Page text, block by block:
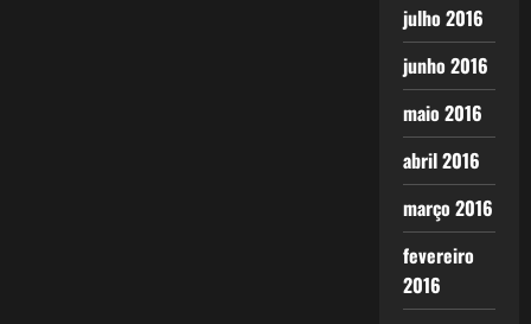
julho 2016
junho 2016
maio 2016
abril 2016
março 2016
fevereiro
2016